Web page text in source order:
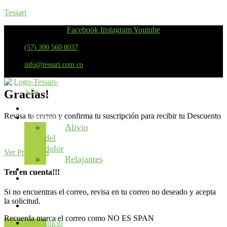
Tessari
Facebook InstagramYoutube
(57) 300 560 8037
info@tessari.com.co
Productos
Alivio
del
dolor
Relajantes
Beneficios
Dolor
Contacto
Inicio
Gracias!
Revisa tu correo y confirma tu suscripción para recibir tu Descuento
Ver Productos
Ten en cuenta!!!
Si no encuentras el correo, revisa en tu correo no deseado y acepta
la solicitud.
Recuerda marca el correo como NO ES SPAN